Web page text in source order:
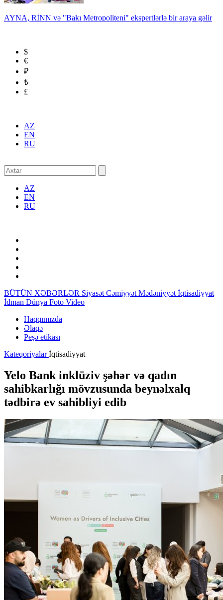
AYNA, RİNN və "Bakı Metropoliteni" ekspertlərlə bir araya gəlir
$
€
₽
₺
£
AZ
EN
RU
AZ
EN
RU
BÜTÜN XƏBƏRLƏR Siyasət Cəmiyyət Mədəniyyət İqtisadiyyat
İdman Dünya Foto Video
Haqqımızda
Əlaqə
Peşə etikası
Kateqoriyalarİqtisadiyyat
Yelo Bank inklüziv şəhər və qadın
sahibkarlığı mövzusunda beynəlxalq
tədbirə ev sahibliyi edib